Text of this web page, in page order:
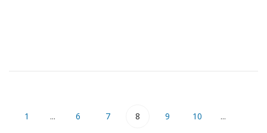
1 ... 6 7 8 9 10 ...